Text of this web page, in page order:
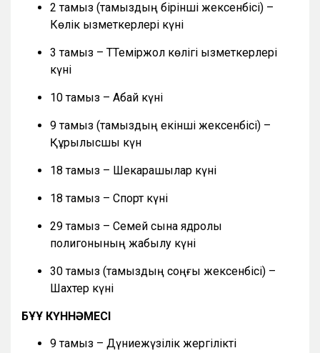
2 тамыз (тамыздың бірінші жексенбісі) –
Көлік қызметкерлері күні
3 тамыз – ТТеміржол көлігі қызметкерлері
күні
10 тамыз – Абай күні
9 тамыз (тамыздың екінші жексенбісі) –
Құрылысшы күн
18 тамыз – Шекарашылар күні
18 тамыз – Спорт күні
29 тамыз – Семей сынақ ядролық
полигонының жабылу күні
30 тамыз (тамыздың соңғы жексенбісі) –
Шахтер күні
БҰҰ КҮННӘМЕСІ
9 тамыз – Дүниежүзілік жергілікті